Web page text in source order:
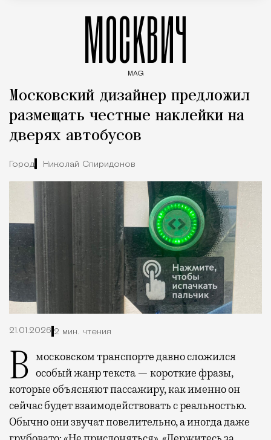
МОСКВИЧ
MAG
Московский дизайнер предложил
размещать честные наклейки на
дверях автобусов
Город Николай Спиридонов
21.01.2026 2 мин. чтения
В московском транспорте давно сложился особый жанр текста — короткие фразы,
которые объясняют пассажиру, как именно он
сейчас будет взаимодействовать с реальностью.
Обычно они звучат повелительно, а иногда даже